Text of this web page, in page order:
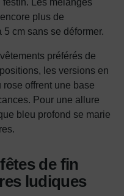
plus de
cm sans se déformer.
préférés de
les versions en
offrent une base
Pour une allure
bleu profond se marie
de fin
ludiques